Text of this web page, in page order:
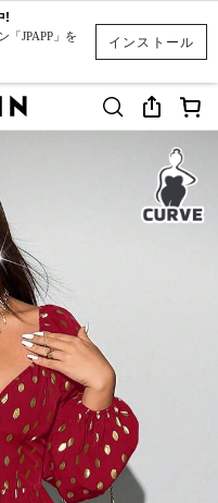
インストール
!
「JPAPP」を